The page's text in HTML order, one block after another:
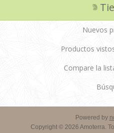
Nuevos
Productos
Compare la
Powered by
Copyright © 2026 Amoterra.